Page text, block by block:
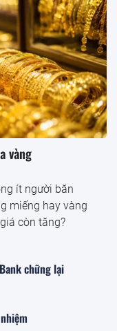
vàng
ít người băn
miếng hay vàng
còn tăng?
chững lại